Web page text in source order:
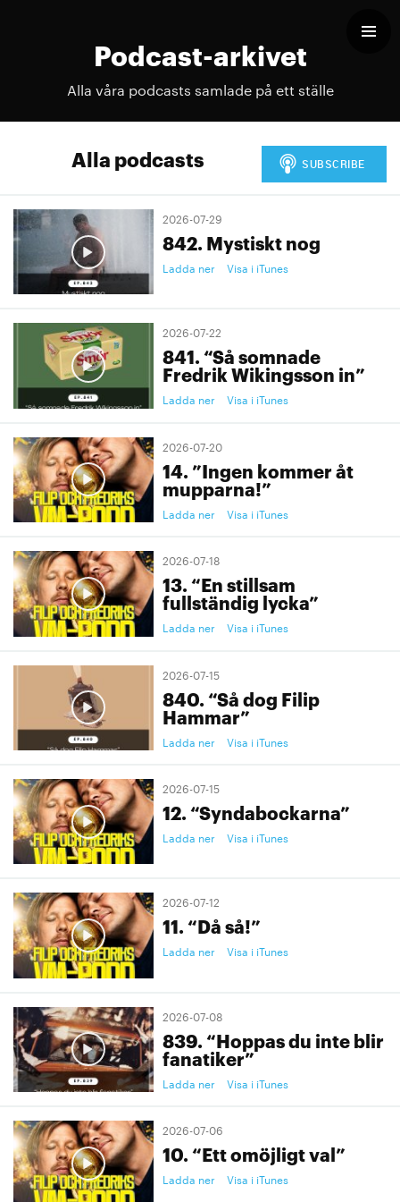
Podcast-arkivet
Alla våra podcasts samlade på ett ställe
Alla podcasts
2026-07-29
842. Mystiskt nog
Ladda ner Visa i iTunes
2026-07-22
841. “Så somnade
Fredrik Wikingsson in”
Ladda ner Visa i iTunes
2026-07-20
14. ”Ingen kommer åt
mupparna!”
Ladda ner Visa i iTunes
2026-07-18
13. “En stillsam
fullständig lycka”
Ladda ner Visa i iTunes
2026-07-15
840. “Så dog Filip
Hammar”
Ladda ner Visa i iTunes
2026-07-15
12. “Syndabockarna”
Ladda ner Visa i iTunes
2026-07-12
11. “Då så!”
Ladda ner Visa i iTunes
2026-07-08
839. “Hoppas du inte blir
fanatiker”
Ladda ner Visa i iTunes
2026-07-06
10. “Ett omöjligt val”
Ladda ner Visa i iTunes